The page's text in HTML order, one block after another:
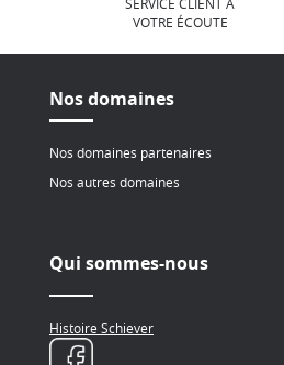
SERVICE CLIENT À
VOTRE ÉCOUTE
Nos domaines
Nos domaines partenaires
Nos autres domaines
Qui sommes-nous
Histoire Schiever